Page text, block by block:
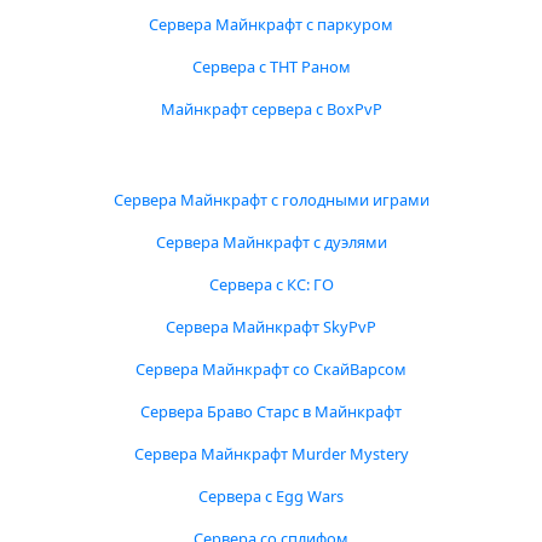
Сервера Майнкрафт с паркуром
Сервера с ТНТ Раном
Майнкрафт сервера с BoxPvP
Сервера Майнкрафт с голодными играми
Сервера Майнкрафт с дуэлями
Сервера с КС: ГО
Сервера Майнкрафт SkyPvP
Сервера Майнкрафт со СкайВарсом
Сервера Браво Старс в Майнкрафт
Сервера Майнкрафт Murder Mystery
Сервера с Egg Wars